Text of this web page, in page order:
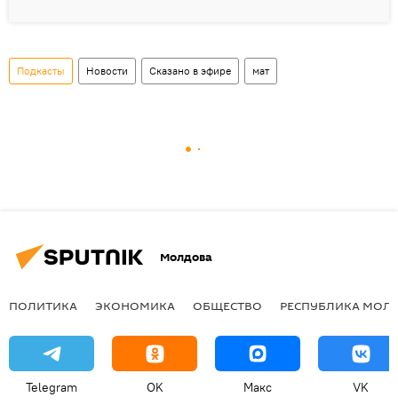
Подкасты Новости Сказано в эфире мат
Молдова
ПОЛИТИКА ЭКОНОМИКА ОБЩЕСТВО РЕСПУБЛИКА
Telegram OK Макс VK